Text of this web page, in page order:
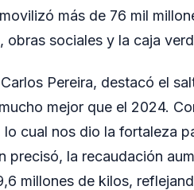
más de 76 mil
sociales y la caja
Pereira, destacó el
mejor que el 2024.
cual nos dio la fortaleza
precisó, la recaudación
millones de kilos,